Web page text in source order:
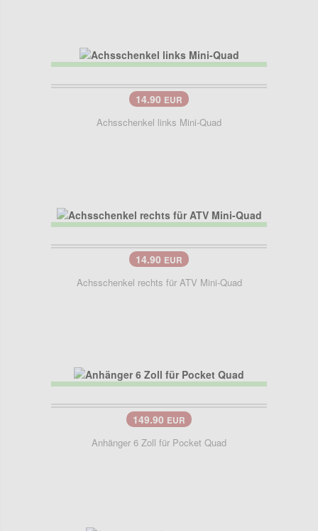
14.90 EUR
Achsschenkel links Mini-Quad
14.90 EUR
Achsschenkel rechts für ATV Mini-Quad
149.90 EUR
Anhänger 6 Zoll für Pocket Quad